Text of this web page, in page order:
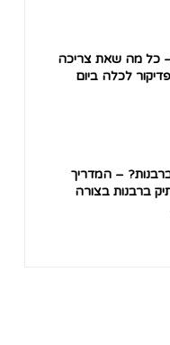
– כל מה שאת צריכה
לכלה ביום
– המדריך
ברבנות בצורה